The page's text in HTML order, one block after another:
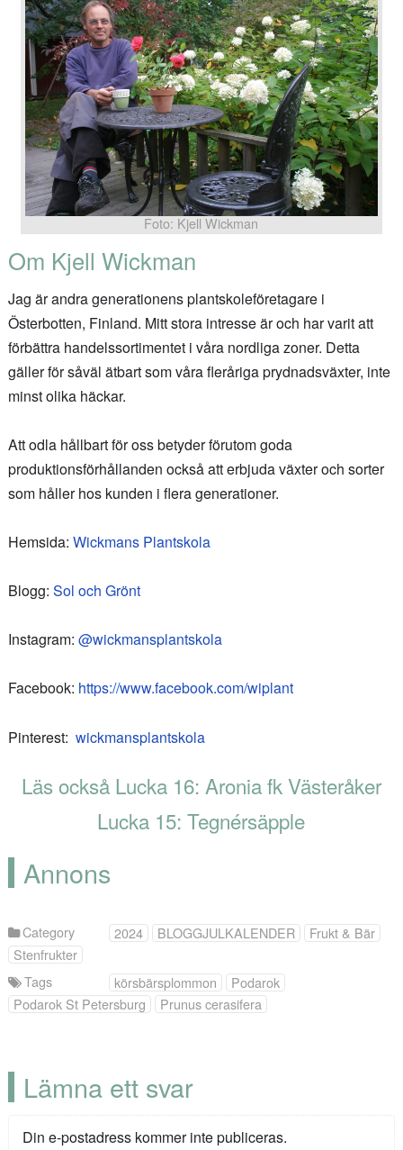
Foto: Kjell Wickman
Om Kjell Wickman
Jag är andra generationens plantskoleföretagare i
Österbotten, Finland. Mitt stora intresse är och har varit att
förbättra handelssortimentet i våra nordliga zoner. Detta
gäller för såväl ätbart som våra fleråriga prydnadsväxter, inte
minst olika häckar.
Att odla hållbart för oss betyder förutom goda
produktionsförhållanden också att erbjuda växter och sorter
som håller hos kunden i flera generationer.
Hemsida: Wickmans Plantskola
Blogg: Sol och Grönt
Instagram: @wickmansplantskola
Facebook: https://www.facebook.com/wiplant
Pinterest: wickmansplantskola
Läs också Lucka 16: Aronia fk Västeråker
Lucka 15: Tegnérsäpple
Annons
Category 2024 BLOGGJULKALENDER
Frukt & Bär
Stenfrukter
Tags
körsbärsplommon
Podarok
Podarok St Petersburg
Prunus cerasifera
Lämna ett svar
Din e-postadress kommer inte publiceras.